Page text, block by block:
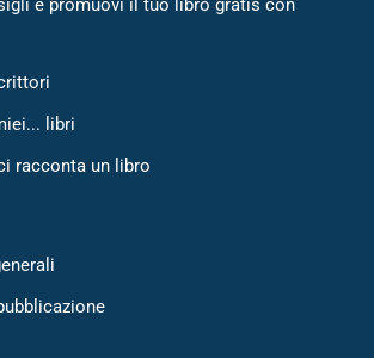
e promuovi il tuo libro gratis con
libri
racconta un libro